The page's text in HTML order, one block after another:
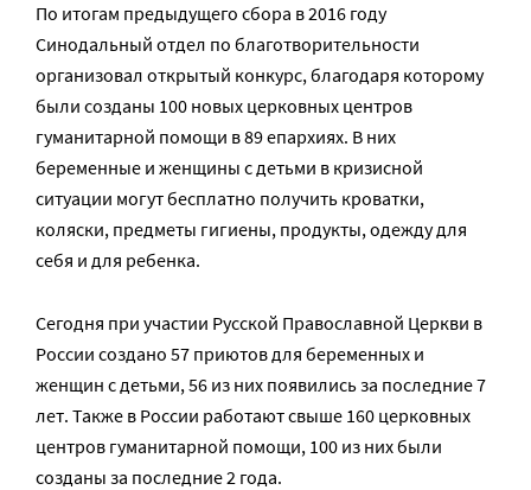
По итогам предыдущего сбора в 2016 году
Синодальный отдел по благотворительности
организовал открытый конкурс, благодаря которому
были созданы 100 новых церковных центров
гуманитарной помощи в 89 епархиях. В них
беременные и женщины с детьми в кризисной
ситуации могут бесплатно получить кроватки,
коляски, предметы гигиены, продукты, одежду для
себя и для ребенка.
Сегодня при участии Русской Православной Церкви в
России создано 57 приютов для беременных и
женщин с детьми, 56 из них появились за последние 7
лет. Также в России работают свыше 160 церковных
центров гуманитарной помощи, 100 из них были
созданы за последние 2 года.